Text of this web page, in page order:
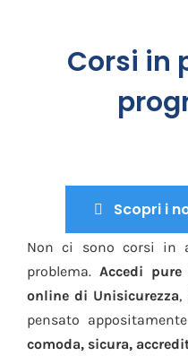
Corsi in
Scopri i
Non ci sono corsi in
problema.Accedi
online di Unisicurezza,
pensato
comoda, sicura,